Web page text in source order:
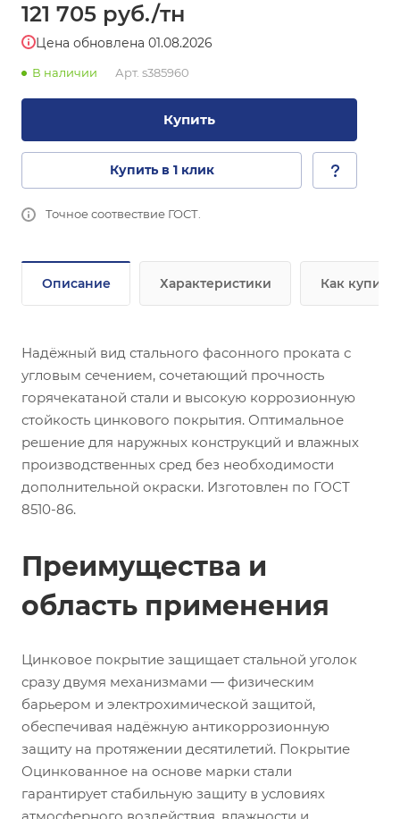
121 705 руб./тн
Цена обновлена 01.08.2026
В наличии Арт. s385960
Купить
Купить в 1 клик
Точное соотвествие ГОСТ.
Описание Характеристики Как купить
Надёжный вид стального фасонного проката с
угловым сечением, сочетающий прочность
горячекатаной стали и высокую коррозионную
стойкость цинкового покрытия. Оптимальное
решение для наружных конструкций и влажных
производственных сред без необходимости
дополнительной окраски. Изготовлен по ГОСТ
8510-86.
Преимущества и
область применения
Цинковое покрытие защищает стальной уголок
сразу двумя механизмами — физическим
барьером и электрохимической защитой,
обеспечивая надёжную антикоррозионную
защиту на протяжении десятилетий. Покрытие
Оцинкованное на основе марки стали
гарантирует стабильную защиту в условиях